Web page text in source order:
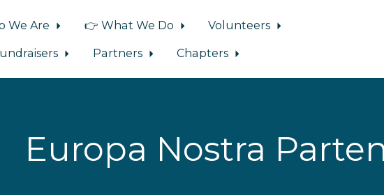
We Are 👉 What We Do
Volunteers
Partners Chapters
Europa Nostra